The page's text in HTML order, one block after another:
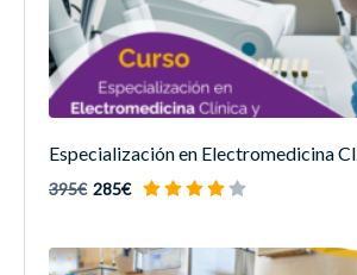
Especialización en Electromedicina Cl...
395€ 285€